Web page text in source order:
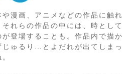
漫画、アニメなどの作品に触れ
れらの作品の中には、時として
登場することも。作品内で描か
じゅるり…とよだれが出てしまっ